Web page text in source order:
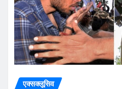
एक्सक्लूसिव